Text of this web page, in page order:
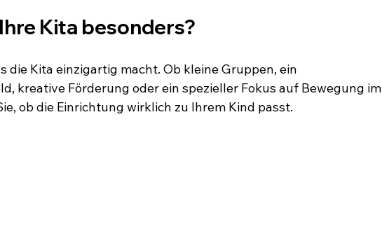
Kita besonders?
die Kita einzigartig macht. Ob kleine Gruppen, ein
kreative Förderung oder ein spezieller Fokus auf Bewegung im
ob die Einrichtung wirklich zu Ihrem Kind passt.